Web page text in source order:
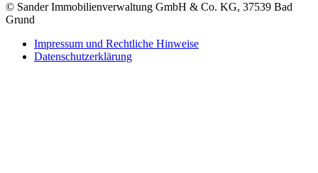
© Sander Immobilienverwaltung GmbH & Co. KG, 37539 Bad
Grund
Impressum und Rechtliche Hinweise
Datenschutzerklärung